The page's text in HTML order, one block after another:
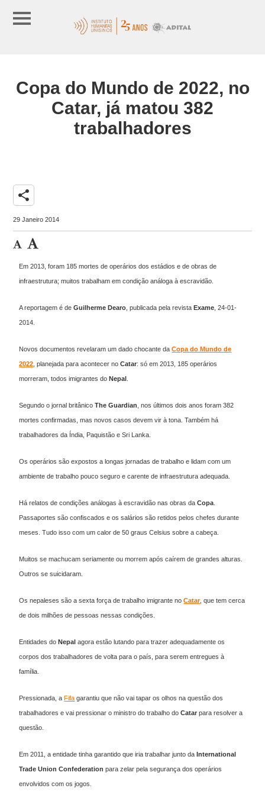
Copa do Mundo de 2022, no
Catar, já matou 382
trabalhadores
share
29 Janeiro 2014
Em 2013, foram 185 mortes de operários dos estádios e de obras de
infraestrutura; muitos trabalham em condição análoga à escravidão.
A reportagem é deGuilherme Dearo , publicada pela revistaExame , 24-01-
2014.
Novos documentos revelaram um dado chocante daCopa do Mundo de
2022 , planejada para acontecer no Catar: só em 2013, 185 operários
morreram, todos imigrantes doNepal
Segundo o jornal britânicoThe Guardian , nos últimos dois anos foram 382
mortes confirmadas, mas novos casos devem vir à tona. Também há
trabalhadores da Índia, Paquistão e Sri Lanka.
Os operários são expostos a longas jornadas de trabalho e lidam com um
ambiente de trabalho pouco seguro e carente de infraestrutura adequada.
Há relatos de condições análogas à escravidão nas obras daCopa
Passaportes são confiscados e os salários são retidos pelos chefes durante
meses. Tudo isso com um calor de 50 graus Celsius sobre a cabeça.
Muitos se machucam seriamente ou morrem após caírem de grandes alturas.
Outros se suicidaram.
Os nepaleses são a sexta força de trabalho imigrante noCatar, que tem cerca
de dois milhões de pessoas nessas condições.
Entidades doNepalagora estão lutando para trazer adequadamente os
corpos dos trabalhadores de volta para o país, para serem entregues à
família.
Pressionada, aFifa garantiu que não vai tapar os olhos na questão dos
trabalhadores e vai pressionar o ministro do trabalho doCatarpara resolver a
questão.
Em 2011, a entidade tinha garantido que iria trabalhar junto daInternational
Trade Union Confederationpara zelar pela segurança dos operários
envolvidos com os jogos.